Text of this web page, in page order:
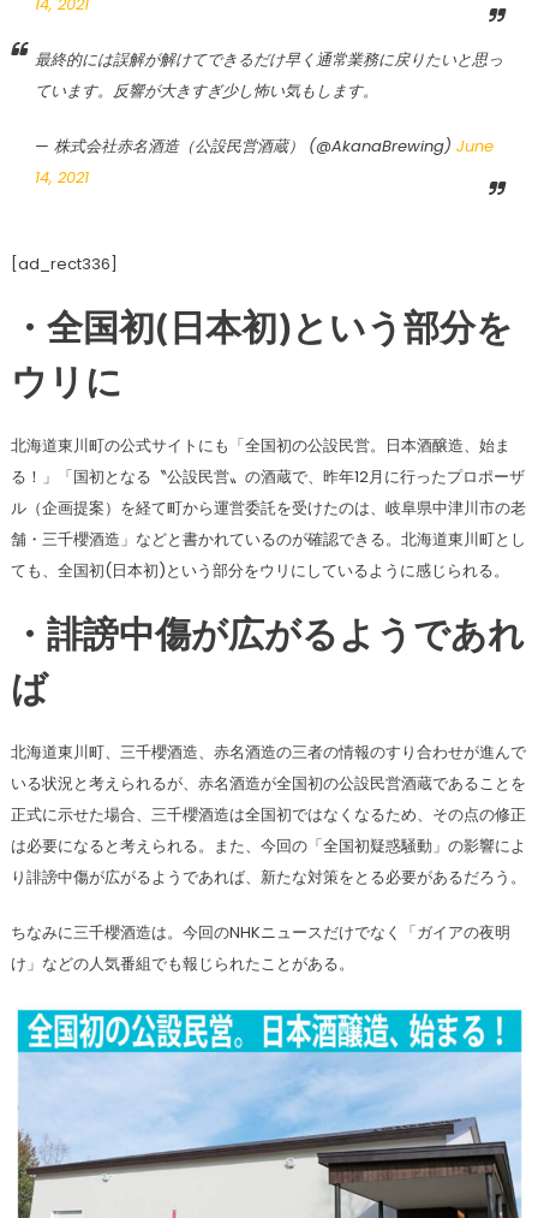
最終的には誤解が解けてできるだけ早く通常業務に戻りたいと思っ
ています。反響が大きすぎ少し怖い気もします。
— 株式会社赤名酒造（公設民営酒蔵） (@AkanaBrewing) June
14, 2021
[ad_rect336]
・全国初(日本初)という部分を
ウリに
北海道東川町の公式サイトにも「全国初の公設民営。日本酒醸造、始ま
る！」「国初となる〝公設民営〟の酒蔵で、昨年12月に行ったプロポーザ
ル（企画提案）を経て町から運営委託を受けたのは、岐阜県中津川市の老
舗・三千櫻酒造」などと書かれているのが確認できる。北海道東川町とし
ても、全国初(日本初)という部分をウリにしているように感じられる。
・誹謗中傷が広がるようであれ
ば
北海道東川町、三千櫻酒造、赤名酒造の三者の情報のすり合わせが進んで
いる状況と考えられるが、赤名酒造が全国初の公設民営酒蔵であることを
正式に示せた場合、三千櫻酒造は全国初ではなくなるため、その点の修正
は必要になると考えられる。また、今回の「全国初疑惑騒動」の影響によ
り誹謗中傷が広がるようであれば、新たな対策をとる必要があるだろう。
ちなみに三千櫻酒造は。今回のNHKニュースだけでなく「ガイアの夜明
け」などの人気番組でも報じられたことがある。